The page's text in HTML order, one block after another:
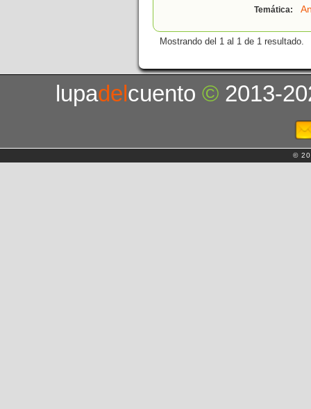
Temática:
Mostrando del 1 al 1 de 1 resultado.
lupadelcuento© 2013-
©